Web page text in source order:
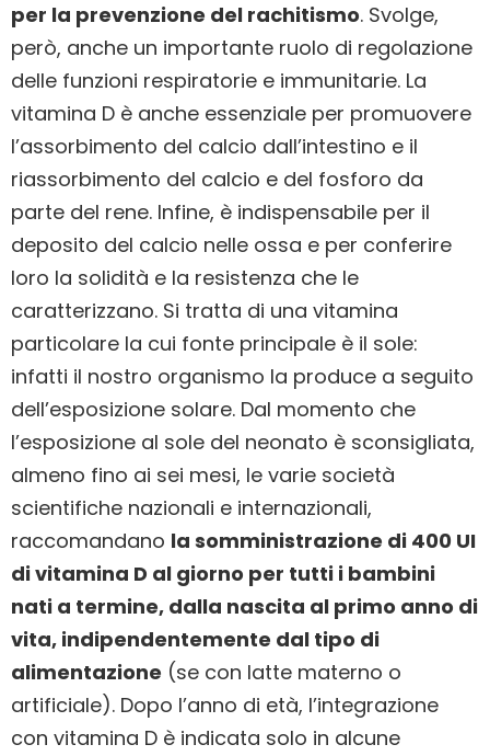
per la prevenzione del rachitismo. Svolge,
però, anche un importante ruolo di regolazione
delle funzioni respiratorie e immunitarie. La
vitamina D è anche essenziale per promuovere
l’assorbimento del calcio dall’intestino e il
riassorbimento del calcio e del fosforo da
parte del rene. Infine, è indispensabile per il
deposito del calcio nelle ossa e per conferire
loro la solidità e la resistenza che le
caratterizzano. Si tratta di una vitamina
particolare la cui fonte principale è il sole:
infatti il nostro organismo la produce a seguito
dell’esposizione solare. Dal momento che
l’esposizione al sole del neonato è sconsigliata,
almeno fino ai sei mesi, le varie società
scientifiche nazionali e internazionali,
raccomandano la somministrazione di 400 UI
di vitamina D al giorno per tutti i bambini
nati a termine, dalla nascita al primo anno di
vita, indipendentemente dal tipo di
alimentazione (se con latte materno o
artificiale). Dopo l’anno di età, l’integrazione
con vitamina D è indicata solo in alcune